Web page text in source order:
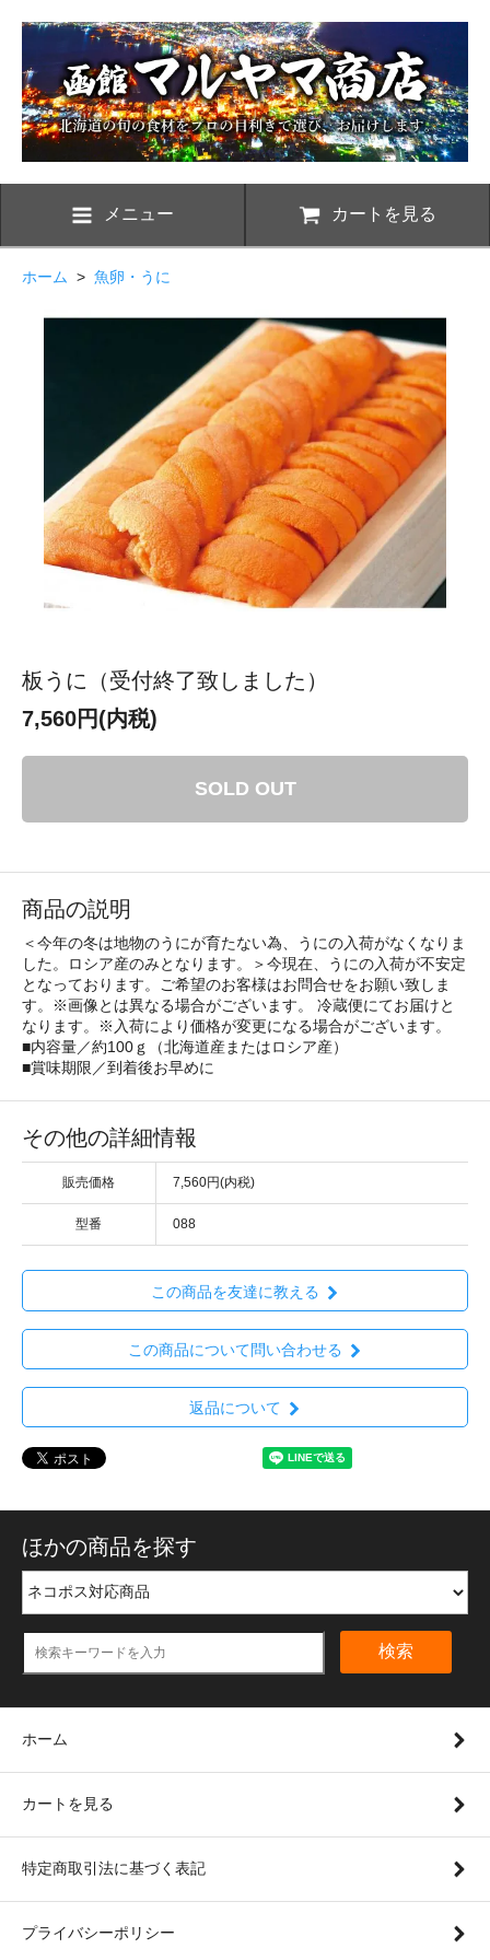
メニュー カートを見る
ホーム > 魚卵・うに
板うに（受付終了致しました）
7,560円(内税)
SOLD OUT
商品の説明
＜今年の冬は地物のうにが育たない為、うにの入荷がなくなりま
した。ロシア産のみとなります。＞今現在、うにの入荷が不安定
となっております。ご希望のお客様はお問合せをお願い致しま
す。※画像とは異なる場合がございます。 冷蔵便にてお届けと
なります。※入荷により価格が変更になる場合がございます。
■内容量／約100ｇ（北海道産またはロシア産）
■賞味期限／到着後お早めに
その他の詳細情報
販売価格 7,560円(内税)
型番 088
この商品を友達に教える
この商品について問い合わせる
返品について
ほかの商品を探す
検索
ホーム
カートを見る
特定商取引法に基づく表記
プライバシーポリシー